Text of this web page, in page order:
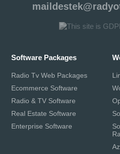
Software Packages
Radio Tv Web Packages
Ecommerce Software
Radio & TV Software
Real Estate Software
Enterprise Software